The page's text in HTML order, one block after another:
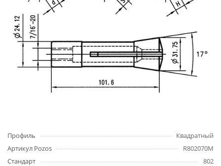
Профиль
Квадратный
Артикул Pozos
R802070M
Стандарт
802